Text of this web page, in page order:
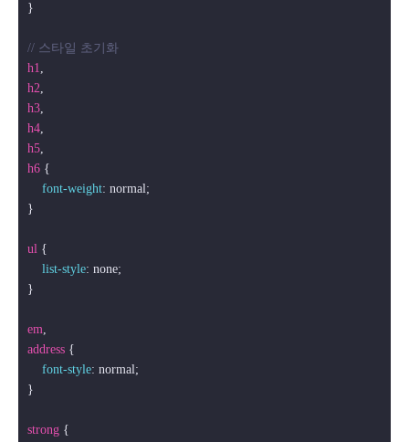
}
// 스타일 초기화
h1
h2
h3
h4
h5
h6 {
font-weight: normal;
}
ul {
list-style: none;
}
em
address {
font-style: normal;
}
strong {